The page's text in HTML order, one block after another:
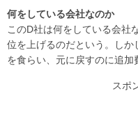
何をしている会社なのか
このD社は何をしている会社
位を上げるのだという。し
を食らい、元に戻すのに追加
スポ